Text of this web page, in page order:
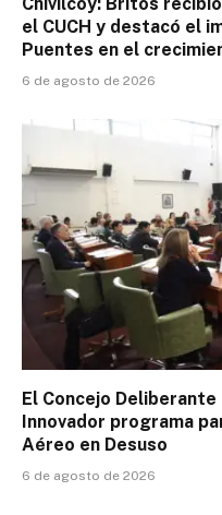
el CUCH y destacó el
Puentes en el
6 de agosto de 2026
El Concejo
Innovador programa
Aéreo en Desuso
6 de agosto de 2026